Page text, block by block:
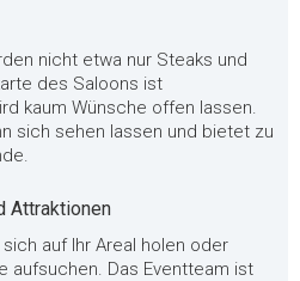
nicht etwa nur Steaks und
des Saloons ist
kaum Wünsche offen lassen.
sich sehen lassen und bietet zu
Attraktionen
auf Ihr Areal holen oder
aufsuchen. Das Eventteam ist